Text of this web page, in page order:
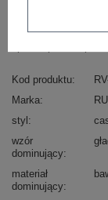
skład materiału :
Kod produktu
Marka
styl
wzór
dominujący
materiał
dominujący